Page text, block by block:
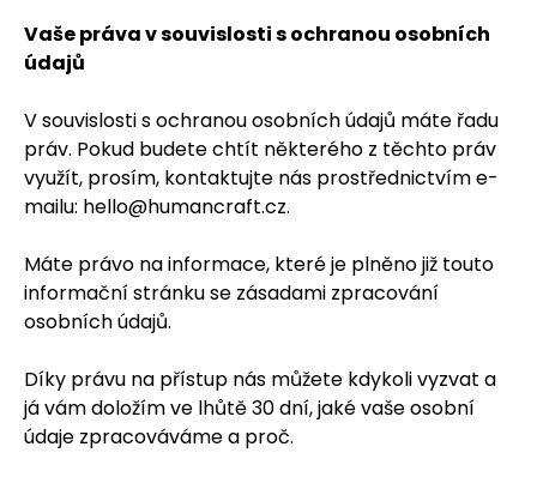
Vaše práva v souvislosti s ochranou osobních
údajů
V souvislosti s ochranou osobních údajů máte řadu
práv. Pokud budete chtít některého z těchto práv
využít, prosím, kontaktujte nás prostřednictvím e-
mailu: hello@humancraft.cz.
Máte právo na informace, které je plněno již touto
informační stránku se zásadami zpracování
osobních údajů.
Díky právu na přístup nás můžete kdykoli vyzvat a
já vám doložím ve lhůtě 30 dní, jaké vaše osobní
údaje zpracováváme a proč.